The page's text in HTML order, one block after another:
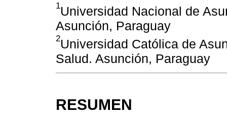
1Universidad Nacional de
Asunción, Paraguay
2Universidad Católica de
Salud. Asunción, Paraguay
RESUMEN